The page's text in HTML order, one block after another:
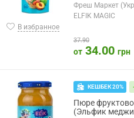
В избранное
Фреш Маркет
ELFIK MAGIC
37.90
от 34.00 грн
КЕШБЕК 20%
Пюре
(Эльфик